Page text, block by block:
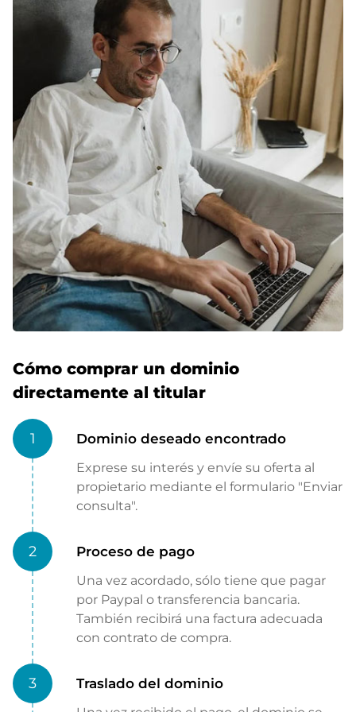
Cómo comprar un dominio
directamente al titular
1 Dominio deseado encontrado
Exprese su interés y envíe su oferta al
propietario mediante el formulario "Enviar
consulta".
2 Proceso de pago
Una vez acordado, sólo tiene que pagar
por Paypal o transferencia bancaria.
También recibirá una factura adecuada
con contrato de compra.
3 Traslado del dominio